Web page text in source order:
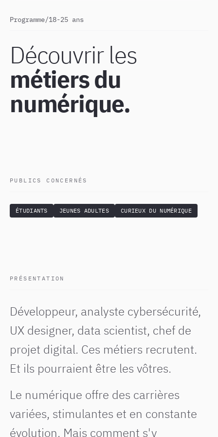
Programme/18-25 ans
Découvrir les
métiers du
numérique.
PUBLICS CONCERNÉS
ÉTUDIANTS JEUNES ADULTES CURIEUX DU NUMÉRIQUE
PRÉSENTATION
Développeur, analyste cybersécurité,
UX designer, data scientist, chef de
projet digital. Ces métiers recrutent.
Et ils pourraient être les vôtres.
Le numérique offre des carrières
variées, stimulantes et en constante
évolution. Mais comment s'y